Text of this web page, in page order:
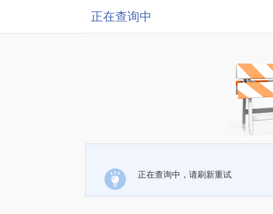
正在查询中
正在查询中，请刷新重试